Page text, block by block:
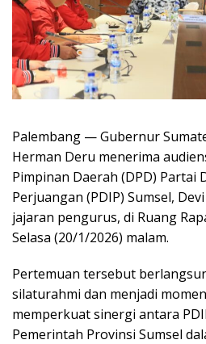
Palembang — Gubernur
Herman Deru menerima
Pimpinan Daerah (DPD) Partai
Perjuangan (PDIP) Sumsel,
jajaran pengurus, di Ruang
Selasa (20/1/2026) malam.
Pertemuan tersebut
silaturahmi dan menjadi
memperkuat sinergi antara
Pemerintah Provinsi Sumsel